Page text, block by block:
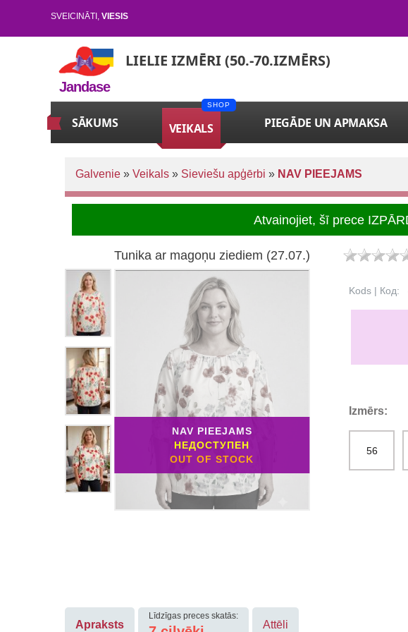
SVEICINĀTI , VIESIS
Jandase
LIELIE IZMĒRI (50.-70.IZMĒRS)
SĀKUMS VEIKALS PIEGĀDE UN APMAKSA
Galvenie » Veikals » Sieviešu apģērbi » NAV PIEEJAMS
Atvainojiet, šī prece
Tunika ar magoņu ziediem (27.07.)
NAV PIEEJAMS
НЕДОСТУПЕН
OUT OF STOCK
Kods | Код:
Izmērs:
56
Apraksts
Līdzīgas preces skatās:
Attēli